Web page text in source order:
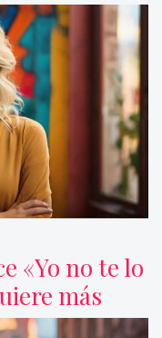
«Yo no te lo
más